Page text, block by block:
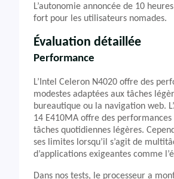
L’autonomie annoncée de 10
fort pour les utilisateurs nomades.
Évaluation détaillée
Performance
L’Intel Celeron N4020 offre des
modestes adaptées aux tâches
bureautique ou la navigation web.
14 E410MA offre des performances
tâches quotidiennes légères.
ses limites lorsqu’il s’agit de
d’applications exigeantes comme
Dans nos tests, le processeur a